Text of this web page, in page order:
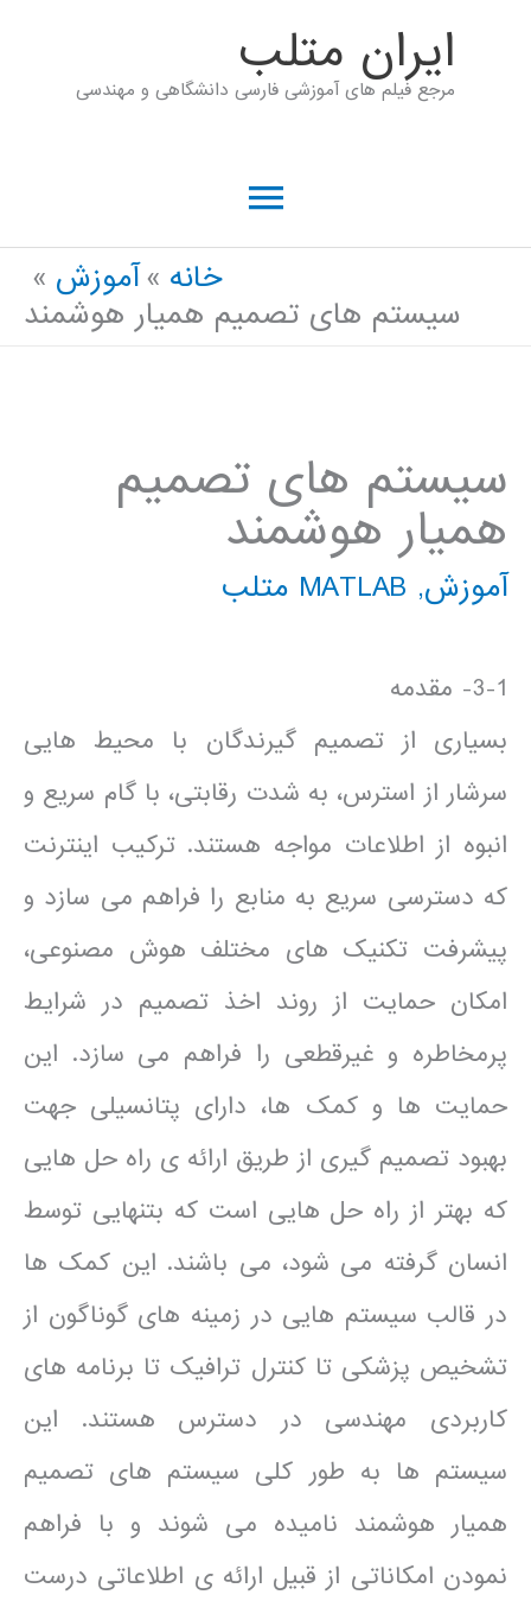
ايران متلب
مرجع فیلم های آموزشی فارسی دانشگاهی و مهندسی
فهرست
اصلی
خانه
آموزش
سیستم های تصمیم همیار هوشمند
سیستم های تصمیم
همیار هوشمند
آموزش, MATLAB متلب
3-1- مقدمه
بسیاری از تصمیم گیرندگان با محیط هایی
سرشار از استرس، به شدت رقابتی، با گام سریع و
انبوه از اطلاعات مواجه هستند. ترکیب اینترنت
که دسترسی سریع به منابع را فراهم می سازد و
پیشرفت تکنیک های مختلف هوش مصنوعی،
امکان حمایت از روند اخذ تصمیم در شرایط
پرمخاطره و غیرقطعی را فراهم می سازد. این
حمایت ها و کمک ها، دارای پتانسیلی جهت
بهبود تصمیم گیری از طریق ارائه ی راه حل هایی
که بهتر از راه حل هایی است که بتنهایی توسط
انسان گرفته می شود، می باشند. این کمک ها
در قالب سیستم هایی در زمینه های گوناگون از
تشخیص پزشکی تا کنترل ترافیک تا برنامه های
کاربردی مهندسی در دسترس هستند. این
سیستم ها به طور کلی سیستم های تصمیم
همیار هوشمند نامیده می شوند و با فراهم
نمودن امکاناتی از قبیل ارائه ی اطلاعاتی درست